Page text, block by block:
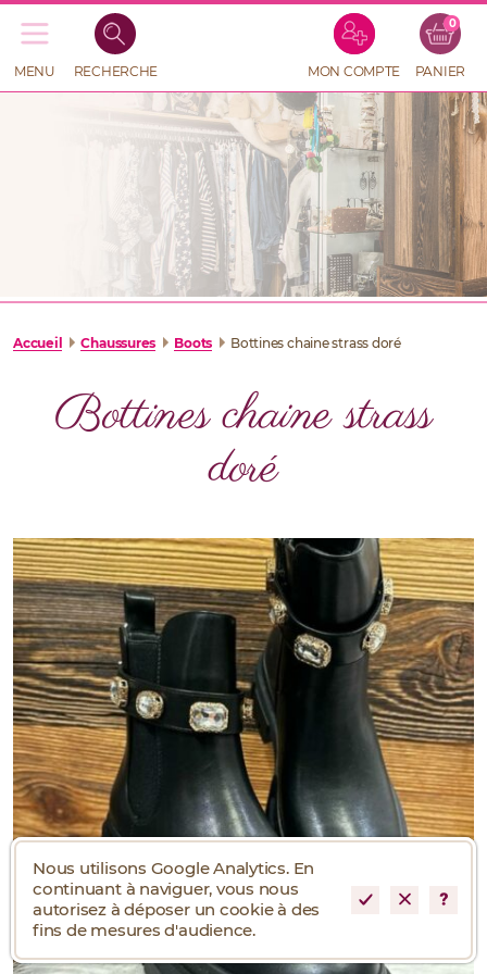
Recherche
de
MENU RECHERCHE MON COMPTE PANIER
0
RECHERCHE
DE
PRODUITS
Accueil Chaussures Boots Bottines chaine strass doré
Bottines chaine strass
doré
Nous utilisons Google Analytics. En
continuant à naviguer, vous nous
autorisez à déposer un cookie à des
fins de mesures d'audience.